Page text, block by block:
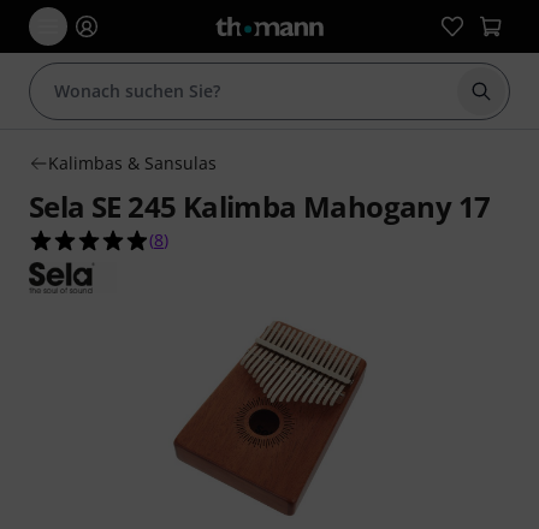
Suche
Kalimbas & Sansulas
Sela SE 245 Kalimba Mahogany 17
4.9 von 5 Sternen aus 8 Kundenbewertungen
(8)